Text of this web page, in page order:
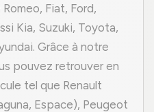
Fiat, Ford,
Kia, Suzuki, Toyota,
Grâce à notre
pouvez retrouver en
tel que Renault
Espace), Peugeot